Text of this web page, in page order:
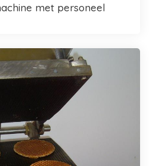
met personeel